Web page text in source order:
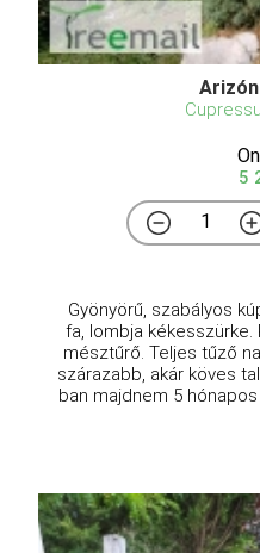
5
Gyönyörű, szabályos
fa, lombja kékesszürke.
mésztűrő. Teljes tűző
szárazabb, akár köves
ban majdnem 5